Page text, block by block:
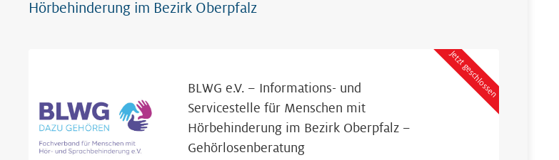
Hörbehinderung im Bezirk Oberpfalz
Jetzt geschlossen
BLWG e.V. – Informations- und
Servicestelle für Menschen mit
Hörbehinderung im Bezirk Oberpfalz –
Gehörlosenberatung